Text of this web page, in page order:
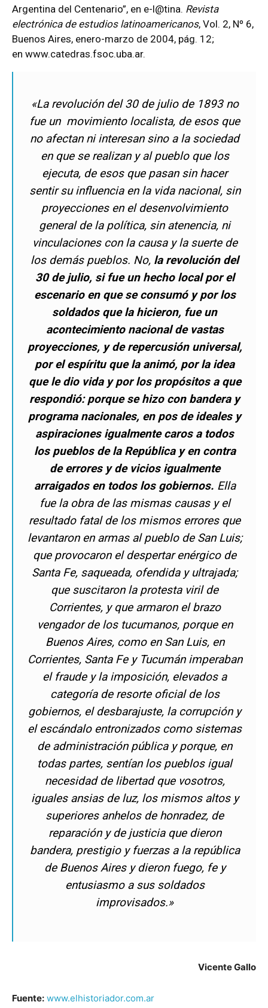
Argentina del Centenario”, en e-l@tina. Revista
electrónica de estudios latinoamericanos, Vol. 2, Nº 6,
Buenos Aires, enero-marzo de 2004, pág. 12;
en www.catedras.fsoc.uba.ar.
«La revolución del 30 de julio de 1893 no
fue un movimiento localista, de esos que
no afectan ni interesan sino a la sociedad
en que se realizan y al pueblo que los
ejecuta, de esos que pasan sin hacer
sentir su influencia en la vida nacional, sin
proyecciones en el desenvolvimiento
general de la política, sin atenencia, ni
vinculaciones con la causa y la suerte de
los demás pueblos. No, la revolución del
30 de julio, si fue un hecho local por el
escenario en que se consumó y por los
soldados que la hicieron, fue un
acontecimiento nacional de vastas
proyecciones, y de repercusión universal,
por el espíritu que la animó, por la idea
que le dio vida y por los propósitos a que
respondió: porque se hizo con bandera y
programa nacionales, en pos de ideales y
aspiraciones igualmente caros a todos
los pueblos de la República y en contra
de errores y de vicios igualmente
arraigados en todos los gobiernos. Ella
fue la obra de las mismas causas y el
resultado fatal de los mismos errores que
levantaron en armas al pueblo de San Luis;
que provocaron el despertar enérgico de
Santa Fe, saqueada, ofendida y ultrajada;
que suscitaron la protesta viril de
Corrientes, y que armaron el brazo
vengador de los tucumanos, porque en
Buenos Aires, como en San Luis, en
Corrientes, Santa Fe y Tucumán imperaban
el fraude y la imposición, elevados a
categoría de resorte oficial de los
gobiernos, el desbarajuste, la corrupción y
el escándalo entronizados como sistemas
de administración pública y porque, en
todas partes, sentían los pueblos igual
necesidad de libertad que vosotros,
iguales ansias de luz, los mismos altos y
superiores anhelos de honradez, de
reparación y de justicia que dieron
bandera, prestigio y fuerzas a la república
de Buenos Aires y dieron fuego, fe y
entusiasmo a sus soldados
improvisados.»
Vicente Gallo
Fuente: www.elhistoriador.com.ar